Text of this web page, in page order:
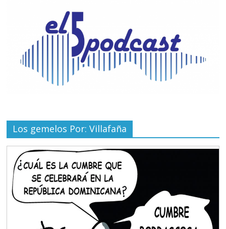
Los gemelos Por: Villafaña